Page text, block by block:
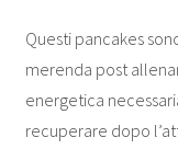
Questi pancakes
merenda post
energetica
recuperare dopo